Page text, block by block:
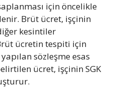
için öncelikle
Brüt ücret, işçinin
kesintiler
ücretin tespiti için
sözleşme esas
ücret, işçinin SGK